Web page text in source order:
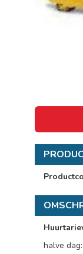
halve